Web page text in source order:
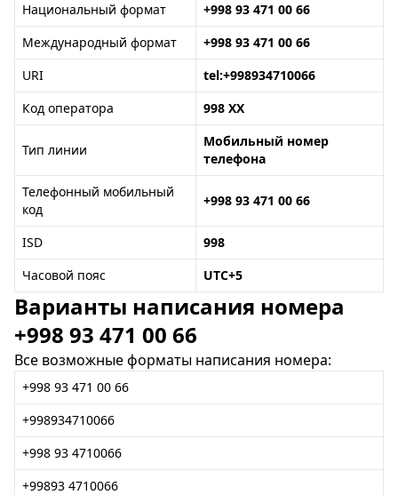
Национальный формат
+998 93 471 00 66
Международный формат
+998 93 471 00 66
URI
tel:+998934710066
Код оператора
998 XX
Тип линии
Мобильный номер
телефона
Телефонный мобильный
код
+998 93 471 00 66
ISD
998
Часовой пояс
UTC+5
Варианты написания номера
+998 93 471 00 66
Все возможные форматы написания номера:
+998 93 471 00 66
+998934710066
+998 93 4710066
+99893 4710066